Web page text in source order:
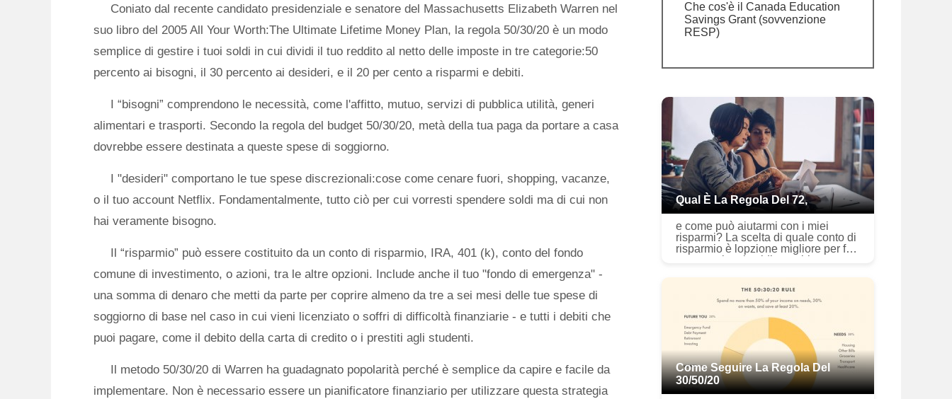
Coniato dal recente candidato presidenziale e senatore del Massachusetts Elizabeth Warren nel
suo libro del 2005 All Your Worth:The Ultimate Lifetime Money Plan, la regola 50/30/20 è un modo
semplice di gestire i tuoi soldi in cui dividi il tuo reddito al netto delle imposte in tre categorie:50
percento ai bisogni, il 30 percento ai desideri, e il 20 per cento a risparmi e debiti.
I “bisogni” comprendono le necessità, come l'affitto, mutuo, servizi di pubblica utilità, generi
alimentari e trasporti. Secondo la regola del budget 50/30/20, metà della tua paga da portare a casa
dovrebbe essere destinata a queste spese di soggiorno.
I "desideri" comportano le tue spese discrezionali:cose come cenare fuori, shopping, vacanze,
o il tuo account Netflix. Fondamentalmente, tutto ciò per cui vorresti spendere soldi ma di cui non
hai veramente bisogno.
Il “risparmio” può essere costituito da un conto di risparmio, IRA, 401 (k), conto del fondo
comune di investimento, o azioni, tra le altre opzioni. Include anche il tuo "fondo di emergenza" -
una somma di denaro che metti da parte per coprire almeno da tre a sei mesi delle tue spese di
soggiorno di base nel caso in cui vieni licenziato o soffri di difficoltà finanziarie - e tutti i debiti che
puoi pagare, come il debito della carta di credito o i prestiti agli studenti.
Il metodo 50/30/20 di Warren ha guadagnato popolarità perché è semplice da capire e facile da
implementare. Non è necessario essere un pianificatore finanziario per utilizzare questa strategia
Che cos'è il Canada Education
Savings Grant (sovvenzione
RESP)
Qual È La Regola Del 72,
e come può aiutarmi con i miei
risparmi? La scelta di quale conto di
risparmio è lopzione migliore per far
crescere i tuoi soldi potrebbe
Come Seguire La Regola Del
30/50/20